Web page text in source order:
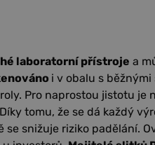
laboratorní přístroje a
i v obalu s
Pro naprostou jistotu je
tomu, že se dá každý
se snižuje riziko padělání.